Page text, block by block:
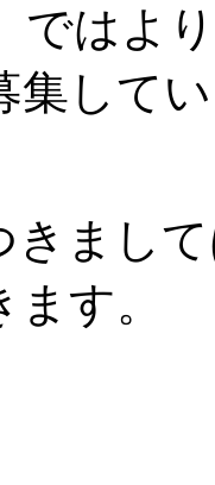
ではよ
集して
まし
す。